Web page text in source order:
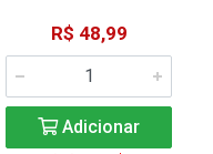
R$ 48,99
Adicionar